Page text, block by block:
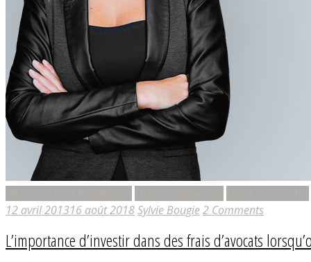
12 avril 201316 août 2018Sylvie Bougie2 Comments
L’importance d’investir dans des frais d’avocats